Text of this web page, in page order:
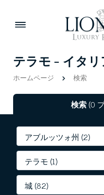
テラモ - イタ
ホームページ 検索
検索(0